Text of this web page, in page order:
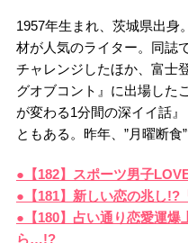
1957年生まれ、茨城県出身
材が人気のライター。同誌
チャレンジしたほか、富士
グオブコント』に出場した
が変わる1分間の深イイ話
ともある。昨年、”月曜断食
●【182】スポーツ男子
●【181】新しい恋の兆し
●【180】占い通り恋愛運爆
ら…!?